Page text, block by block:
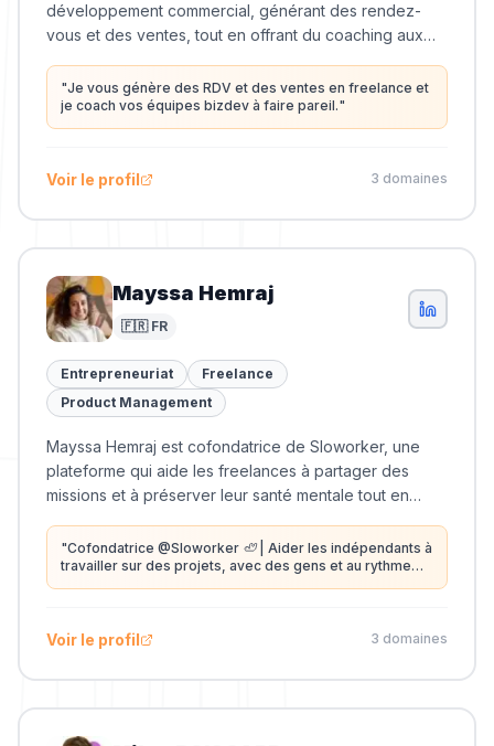
développement commercial, générant des rendez-
vous et des ventes, tout en offrant du coaching aux
"Je vous génère des RDV et des ventes en freelance et
je coach vos équipes bizdev à faire pareil."
Voir le profil 3 domaines
Mayssa Hemraj
🇫🇷 FR
Entrepreneuriat
Freelance
Product Management
Mayssa Hemraj est cofondatrice de Sloworker, une
plateforme qui aide les freelances à partager des
missions et à préserver leur santé mentale tout en
produits à valeur ajoutée.
"Cofondatrice @Sloworker 🦥 | Aider les indépendants à
travailler sur des projets, avec des gens et au rythme
Voir le profil 3 domaines